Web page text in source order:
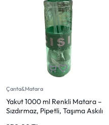
Çanta&Matara
Yakut 1000 ml Renkli Matara –
Sızdırmaz, Pipetli, Taşıma Askılı